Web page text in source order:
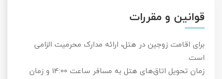
قوانین و مقررات
برای اقامت زوجین در هتل، ارائه مدارک محرمیت الزامی
است.
زمان تحویل‌ اتاق‌های هتل به مسافر ساعت 14:00 و زمان